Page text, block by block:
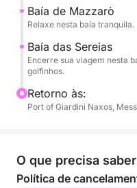
autêntica culinária
beira-mar (não
Sinta-se à vontade
bordo!
Baía de Mazzarò
Relaxe nesta baía tranquila.
Baía das Sereias
Encerre sua viagem nesta
golfinhos.
Retorno às:
Port of Giardini Naxos,
O que precisa saber
Política de